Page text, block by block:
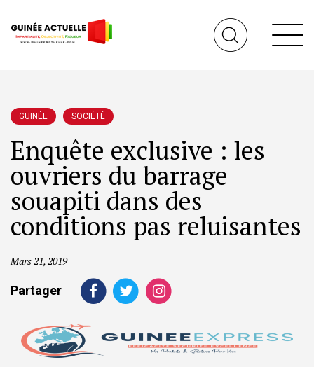
GUINÉE SOCIÉTÉ
Enquête exclusive : les
ouvriers du barrage
souapiti dans des
conditions pas reluisantes
Mars 21, 2019
Partager